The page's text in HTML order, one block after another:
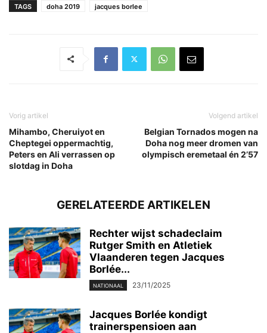
TAGS doha 2019 jacques borlee
Vorig artikel
Mihambo, Cheruiyot en
Cheptegei oppermachtig,
Peters en Ali verrassen op
slotdag in Doha
Volgend artikel
Belgian Tornados mogen na
Doha nog meer dromen van
olympisch eremetaal én 2’57
GERELATEERDE ARTIKELEN
Rechter wijst schadeclaim
Rutger Smith en Atletiek
Vlaanderen tegen Jacques
Borlée...
NATIONAAL 23/11/2025
Jacques Borlée kondigt
trainerspensioen aan